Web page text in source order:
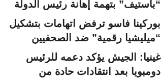
“باستيف” بتهمة إهانة رئيس الدولة
بوركينا فاسو ترفض اتهامات بتشكيل
“ميليشيا رقمية” ضد الصحفيين
غينيا: الجيش يؤكد دعمه للرئيس
دومبويا بعد انتقادات حادة من